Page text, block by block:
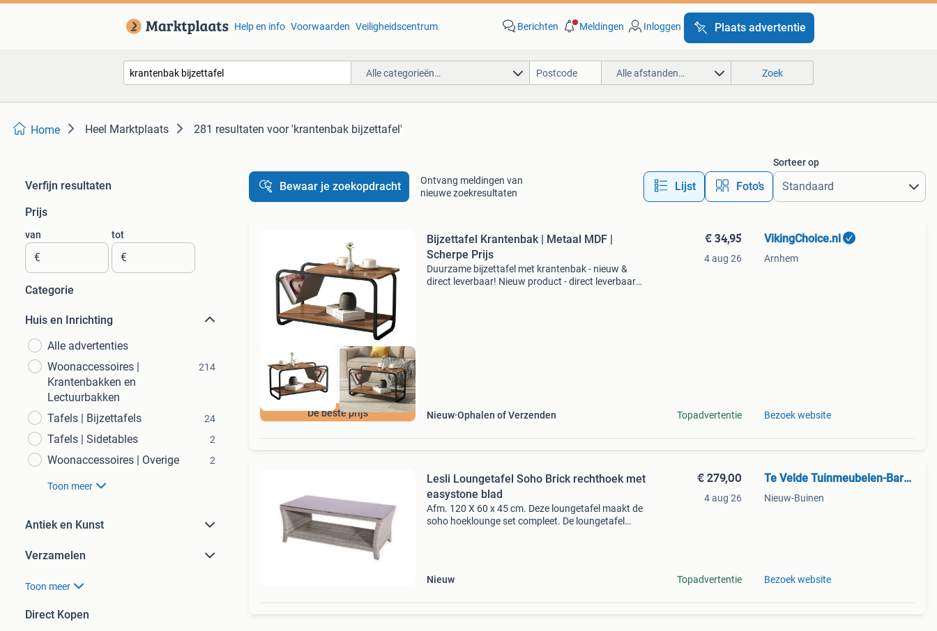
Help en info Voorwaarden Veiligheidscentrum Berichten Meldingen Inloggen Plaats advertentie
Alle categorieën… Alle afstanden… Zoek
Home Heel Marktplaats 281 resultaten voor 'krantenbak bijzettafel'
Verfijn resultaten
Prijs
van
€
tot
€
Categorie
Huis en Inrichting
Alle advertenties
Woonaccessoires |
Krantenbakken en
Lectuurbakken
214
Tafels | Bijzettafels 24
Tafels | Sidetables 2
Woonaccessoires | Overige 2
Toon meer
Antiek en Kunst
Verzamelen
Toon meer
Direct Kopen
Bewaar je zoekopdracht
Ontvang meldingen van
nieuwe zoekresultaten
Lijst Foto’s
Sorteer op
De beste prijs
Bijzettafel Krantenbak | Metaal MDF |
Scherpe Prijs
Duurzame bijzettafel met krantenbak - nieuw &
direct leverbaar! Nieuw product - direct leverbaar
Nieuw Ophalen of Verzenden
€ 34,95
4 aug 26
Topadvertentie
VikingChoice.nl
Arnhem
Bezoek website
Lesli Loungetafel Soho Brick rechthoek met
easystone blad
Afm. 120 X 60 x 45 cm. Deze loungetafel maakt de
soho hoeklounge set compleet. De loungetafel
Nieuw
€ 279,00
4 aug 26
Topadvertentie
Te Velde Tuinmeubelen-Barbecue
Nieuw-Buinen
Bezoek website